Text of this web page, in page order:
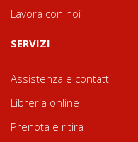
Lavora con noi
SERVIZI
Assistenza e contatti
Libreria online
Prenota e ritira